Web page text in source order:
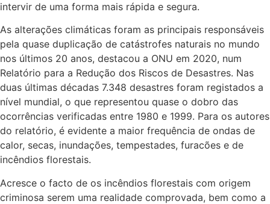
intervir de uma forma mais rápida e segura.
As alterações climáticas foram as principais responsáveis
pela quase duplicação de catástrofes naturais no mundo
nos últimos 20 anos, destacou a ONU em 2020, num
Relatório para a Redução dos Riscos de Desastres. Nas
duas últimas décadas 7.348 desastres foram registados a
nível mundial, o que representou quase o dobro das
ocorrências verificadas entre 1980 e 1999. Para os autores
do relatório, é evidente a maior frequência de ondas de
calor, secas, inundações, tempestades, furacões e de
incêndios florestais.
Acresce o facto de os incêndios florestais com origem
criminosa serem uma realidade comprovada, bem como a